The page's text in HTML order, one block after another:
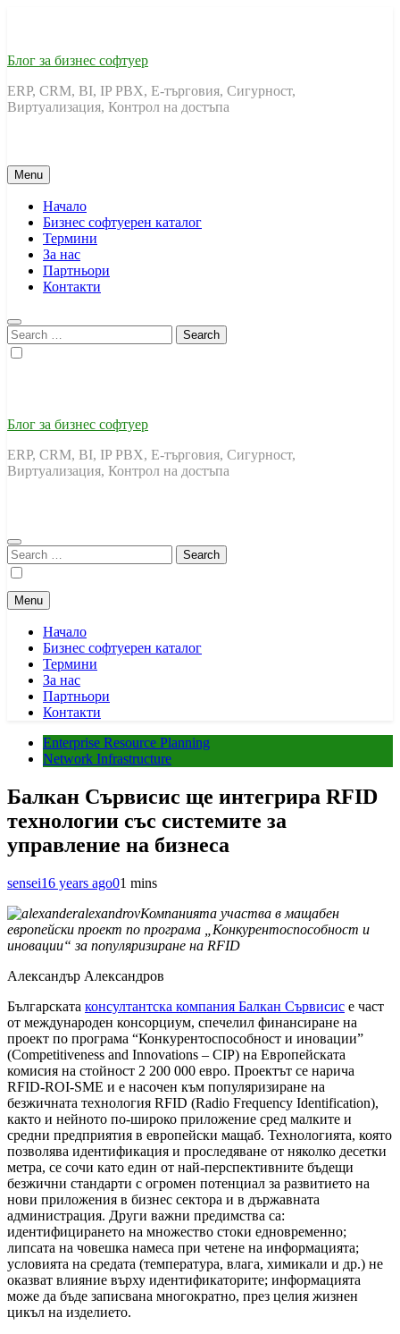
Блог за бизнес софтуер
ERP, CRM, BI, IP PBX, Е-търговия, Сигурност,
Виртуализация, Контрол на достъпа
Menu
Начало
Бизнес софтуерен каталог
Термини
За нас
Партньори
Контакти
Search
for:
Блог за бизнес софтуер
ERP, CRM, BI, IP PBX, Е-търговия, Сигурност,
Виртуализация, Контрол на достъпа
Search
for:
Menu
Начало
Бизнес софтуерен каталог
Термини
За нас
Партньори
Контакти
Enterprise Resource Planning
Network Infrastructure
Балкан Сървисис ще интегрира RFID
технологии със системите за
управление на бизнеса
sensei16 years ago01 mins
Компанията участва в мащабен
европейски проект по програма „Конкурентоспособност и
иновации“ за популяризиране на RFID
Александър Александров
Българската консултантска компания Балкан Сървисис е част
от международен консорциум, спечелил финансиране на
проект по програма “Конкурентоспособност и иновации”
(Competitiveness and Innovations – CIP) на Европейската
комисия на стойност 2 200 000 евро. Проектът се нарича
RFID-ROI-SME и е насочен към популяризиране на
безжичната технология RFID (Radio Frequency Identification),
както и нейното по-широко приложение сред малките и
средни предприятия в европейски мащаб. Технологията, която
позволява идентификация и проследяване от няколко десетки
метра, се сочи като един от най-перспективните бъдещи
безжични стандарти с огромен потенциал за развитието на
нови приложения в бизнес сектора и в държавната
администрация. Други важни предимства са:
идентифицирането на множество стоки едновременно;
липсата на човешка намеса при четене на информацията;
условията на средата (температура, влага, химикали и др.) не
оказват влияние върху идентификаторите; информацията
може да бъде записвана многократно, през целия жизнен
цикъл на изделието.